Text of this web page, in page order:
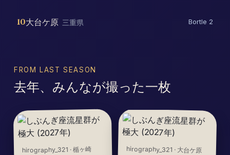
10大台ケ原 三重県 Bortle 2
FROM LAST SEASON
去年、みんなが撮った一枚
hirography_321 ·楯ヶ崎 hirography_321 ·大台ケ原